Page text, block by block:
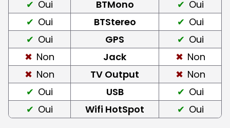
Oui
BTMono
Oui
Oui
BTStereo
Oui
Oui
GPS
Oui
Non
Jack
Non
Non
TV Output
Non
Oui
USB
Oui
Oui
Wifi HotSpot Oui